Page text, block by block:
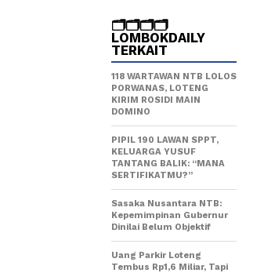
🗂️🗂️🗂️🗂️
LOMBOKDAILY
TERKAIT
118 WARTAWAN NTB LOLOS
PORWANAS, LOTENG
KIRIM ROSIDI MAIN
DOMINO
PIPIL 190 LAWAN SPPT,
KELUARGA YUSUF
TANTANG BALIK: “MANA
SERTIFIKATMU?”
Sasaka Nusantara NTB:
Kepemimpinan Gubernur
Dinilai Belum Objektif
Uang Parkir Loteng
Tembus Rp1,6 Miliar, Tapi